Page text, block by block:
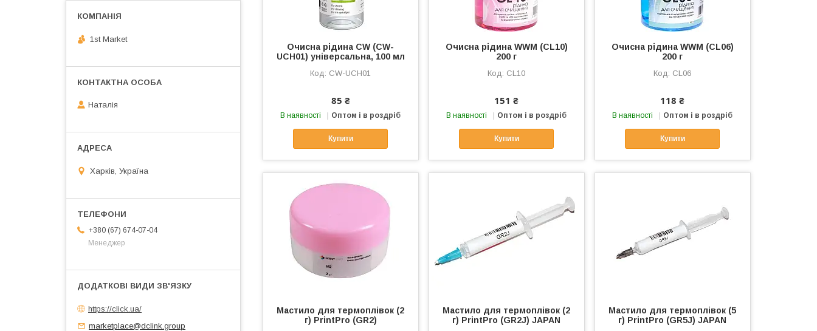
Очисна рідина CW (CW-
UCH01) універсальна, 100 мл
CW-UCH01
85 ₴
В наявності Оптом і в роздріб
Купити
Очисна рідина WWM (CL10)
200 г
CL10
151 ₴
В наявності Оптом і в роздріб
Купити
Очисна рідина WWM (CL06)
200 г
CL06
118 ₴
В наявності Оптом і в роздріб
Купити
Мастило для термоплівок (2
г) PrintPro (GR2)
Мастило для термоплівок (2
г) PrintPro (GR2J) JAPAN
Мастило для термоплівок (5
г) PrintPro (GR5J) JAPAN
1st Market
Наталія
Харків, Україна
+380 (67) 674-07-04
Менеджер
https://click.ua/
marketplace@dclink.group